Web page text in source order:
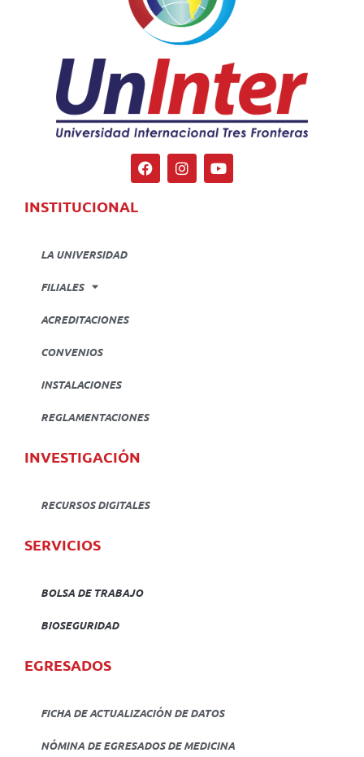
INSTITUCIONAL
LA UNIVERSIDAD
FILIALES
ACREDITACIONES
CONVENIOS
INSTALACIONES
REGLAMENTACIONES
INVESTIGACIÓN
RECURSOS DIGITALES
SERVICIOS
BOLSA DE TRABAJO
BIOSEGURIDAD
EGRESADOS
FICHA DE ACTUALIZACIÓN DE DATOS
NÓMINA DE EGRESADOS DE MEDICINA